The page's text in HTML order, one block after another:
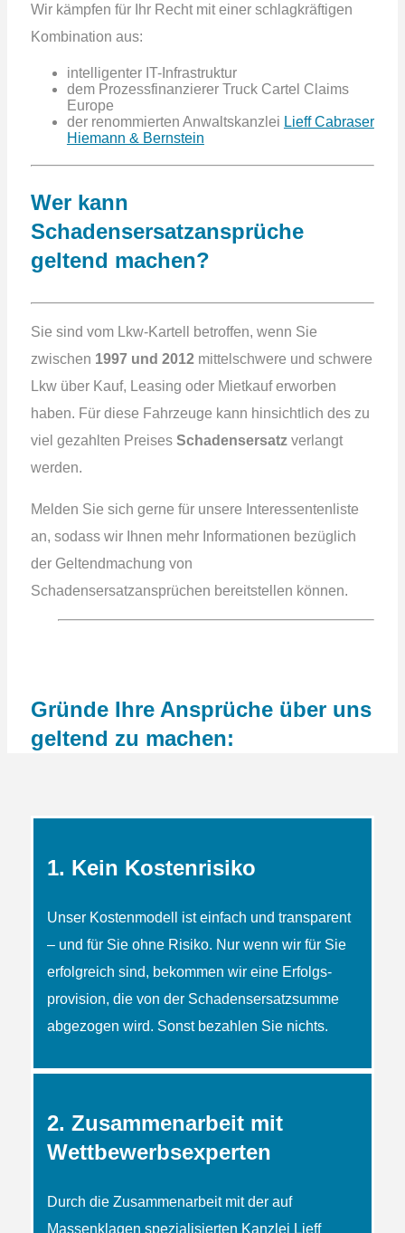
Wir kämpfen für Ihr Recht mit einer schlagkräftigen
Kombination aus:
intelligenter IT-Infrastruktur
dem Prozessfinanzierer Truck Cartel Claims
Europe
der renommierten Anwaltskanzlei Lieff Cabraser
Hiemann & Bernstein
Wer kann
Schadensersatzansprüche
geltend machen?
Sie sind vom Lkw-Kartell betroffen, wenn Sie
zwischen 1997 und 2012mittelschwere und schwere
Lkw über Kauf, Leasing oder Mietkauf erworben
haben. Für diese Fahrzeuge kann hinsichtlich des zu
viel gezahlten Preises Schadensersatzverlangt
werden.
Melden Sie sich gerne für unsere Interessentenliste
an, sodass wir Ihnen mehr Informationen bezüglich
der Geltendmachung von
Schadensersatzansprüchen bereitstellen können.
Gründe Ihre Ansprüche über uns
geltend zu machen:
1. Kein Kostenrisiko
Unser Kostenmodell ist einfach und transparent
– und für Sie ohne Risiko. Nur wenn wir für Sie
erfolgreich sind, bekommen wir eine Erfolgs­
provision, die von der Schadens­ersatzsumme
abgezogen wird. Sonst bezahlen Sie nichts.
2. Zusammenarbeit mit
Wettbewerbsexperten
Durch die Zusammenarbeit mit der auf
Massenklagen spezialisierten Kanzlei Lieff